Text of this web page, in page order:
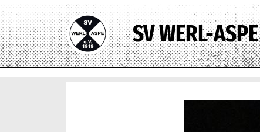
SV WERL-ASPE